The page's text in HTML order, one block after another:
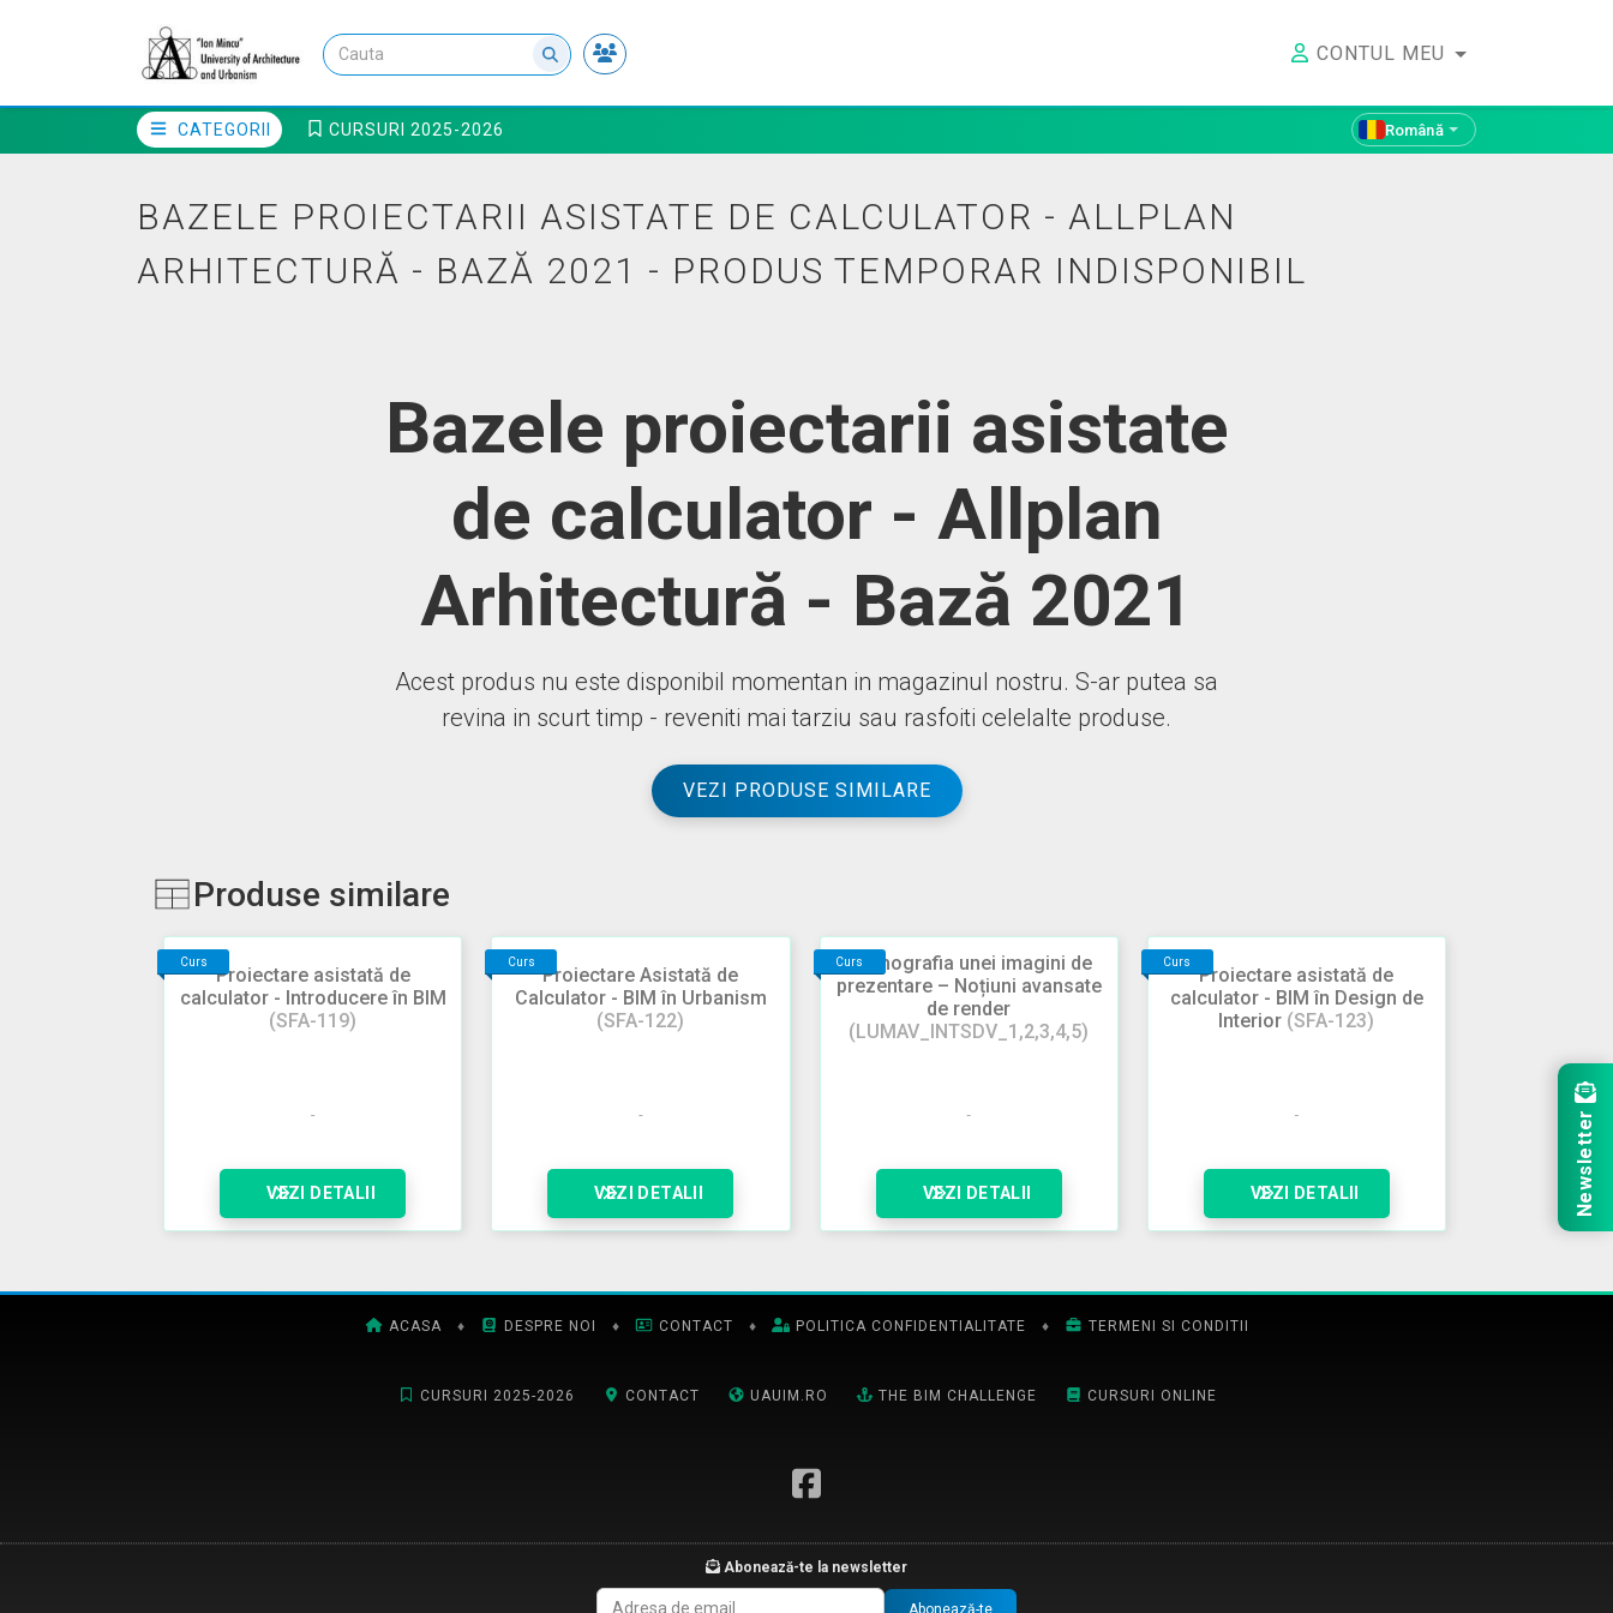
CONTUL MEU
CATEGORII CURSURI 2025-2026 Română
BAZELE PROIECTARII ASISTATE DE CALCULATOR - ALLPLAN
ARHITECTURĂ - BAZĂ 2021 - PRODUS TEMPORAR INDISPONIBIL
Bazele proiectarii asistate
de calculator - Allplan
Arhitectură - Bază 2021
Acest produs nu este disponibil momentan in magazinul nostru. S-ar putea sa
revina in scurt timp - reveniti mai tarziu sau rasfoiti celelalte produse.
VEZI PRODUSE SIMILARE
Produse similare
Curs
Proiectare asistată de
calculator - Introducere în BIM
(SFA-119)
VEZI DETALII
Curs
Proiectare Asistată de
Calculator - BIM în Urbanism
(SFA-122)
VEZI DETALII
Curs
Scenografia unei imagini de
prezentare – Noțiuni avansate
de render
(LUMAV_INTSDV_1,2,3,4,5)
VEZI DETALII
Curs
Proiectare asistată de
calculator - BIM în Design de
Interior (SFA-123)
VEZI DETALII
ACASA ♦ DESPRE NOI ♦ CONTACT ♦ POLITICA CONFIDENTIALITATE ♦ TERMENI SI CONDITII
CURSURI 2025-2026 CONTACT UAUIM.RO THE BIM CHALLENGE CURSURI ONLINE
Abonează-te la newsletter
Abonează-te
Newsletter